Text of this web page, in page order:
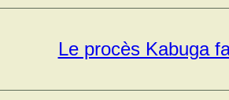
Le procès Kabuga